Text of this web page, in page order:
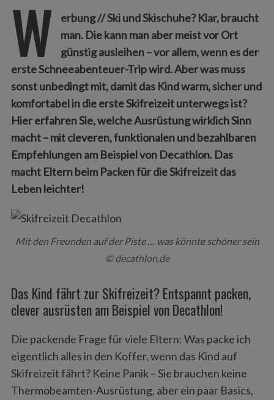
W
erbung // Ski und Skischuhe? Klar, braucht
man. Die kann man aber meist vor Ort
günstig ausleihen – vor allem, wenn es der
erste Schneeabenteuer-Trip wird. Aber was muss
sonst unbedingt mit, damit das Kind warm, sicher und
komfortabel in die erste Skifreizeit unterwegs ist?
Hier erfahren Sie, welche Ausrüstung wirklich Sinn
macht – mit cleveren, funktionalen und bezahlbaren
Empfehlungen am Beispiel von Decathlon. Das
macht Eltern beim Packen für die Skifreizeit das
Leben leichter!
Mit den Freunden auf der Piste … was könnte schöner sein
© decathlon.de
Das Kind fährt zur Skifreizeit? Entspannt packen,
clever ausrüsten am Beispiel von Decathlon!
Die packende Frage für viele Eltern: Was packe ich
eigentlich alles in den Koffer, wenn das Kind auf
Skifreizeit fährt? Keine Panik – Sie brauchen keine
Thermobeamten-Ausrüstung, aber ein paar Basics,